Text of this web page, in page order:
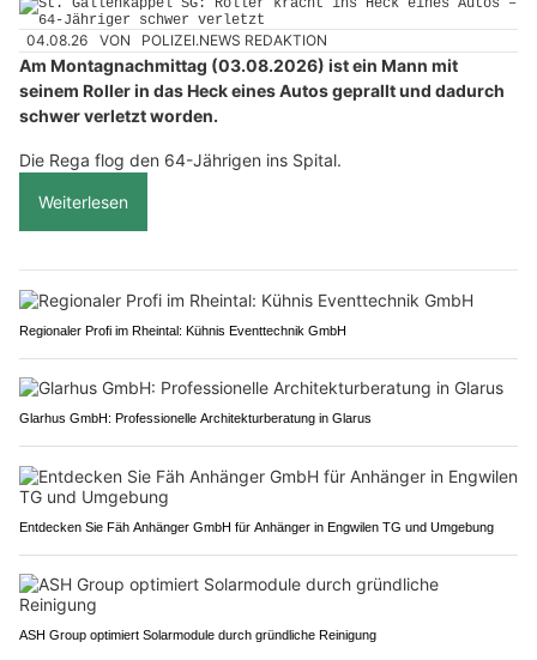
04.08.26 VON POLIZEI.NEWS REDAKTION
Am Montagnachmittag (03.08.2026) ist ein Mann mit
seinem Roller in das Heck eines Autos geprallt und dadurch
schwer verletzt worden.
Die Rega flog den 64-Jährigen ins Spital.
Weiterlesen
Regionaler Profi im Rheintal: Kühnis Eventtechnik GmbH
Glarhus GmbH: Professionelle Architekturberatung in Glarus
Entdecken Sie Fäh Anhänger GmbH für Anhänger in Engwilen TG und Umgebung
ASH Group optimiert Solarmodule durch gründliche Reinigung